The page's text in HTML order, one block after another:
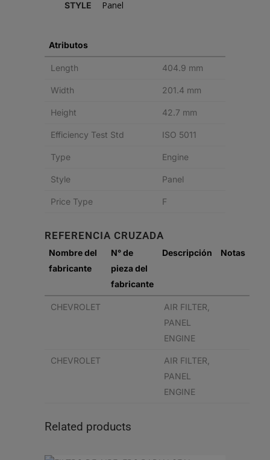
STYLE Panel
Atributos
Length 404.9 mm
Width 201.4 mm
Height 42.7 mm
Efficiency Test Std ISO 5011
Type Engine
Style Panel
Price Type F
REFERENCIA CRUZADA
Nombre del
fabricante
N° de
pieza del
fabricante
Descripción Notas
CHEVROLET
AIR FILTER,
PANEL
ENGINE
CHEVROLET
AIR FILTER,
PANEL
ENGINE
Related products